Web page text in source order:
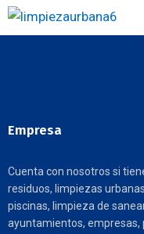
Empresa
Cuenta con nosotros si
residuos, limpiezas
piscinas, limpieza de
ayuntamientos, empresas,